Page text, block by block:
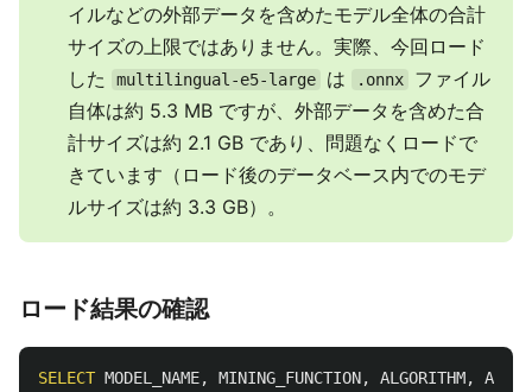
イルなどの外部データを含めたモデル全体の合計
サイズの上限ではありません。実際、今回ロード
した
multilingual-e5-large は .onnx
ファイル
自体は約 5.3 MB ですが、外部データを含めた合
計サイズは約 2.1 GB であり、問題なくロードで
きています（ロード後のデータベース内でのモデ
ルサイズは約 3.3 GB）。
ロード結果の確認
SELECT MODEL_NAME, MINING_FUNCTION, ALGORITHM,